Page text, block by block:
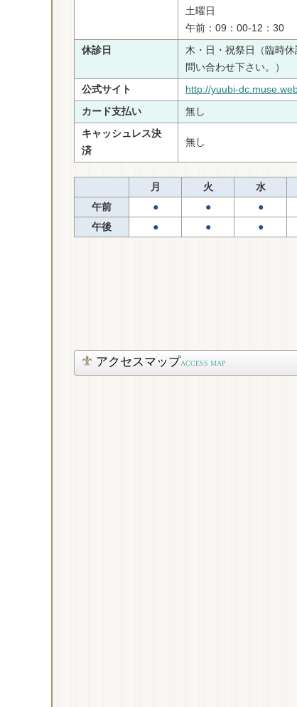
土曜日
午前：09：00-12：30
休診日
木・日・祝祭日（臨時
問い合わせ下さい。）
公式サイト http://yuubi-
カード支払い 無し
キャッシュレス決
済
無し
月 火 水
午前
● ● ●
午後
● ● ●
アクセスマップACCESS MAP